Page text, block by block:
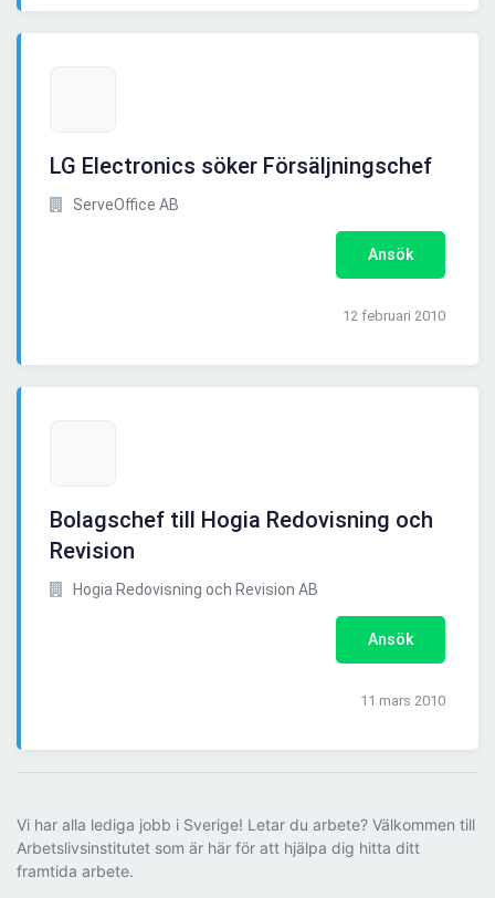
LG Electronics söker Försäljningschef
ServeOffice AB
Ansök
12 februari 2010
Bolagschef till Hogia Redovisning och
Revision
Hogia Redovisning och Revision AB
Ansök
11 mars 2010
Vi har alla lediga jobb i Sverige! Letar du arbete? Välkommen till
Arbetslivsinstitutet som är här för att hjälpa dig hitta ditt
framtida arbete.